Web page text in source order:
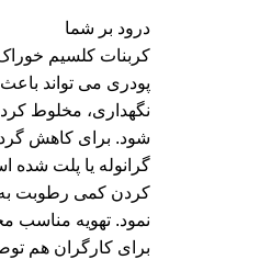
درود بر شما
کربنات کلسیم
پودری می تواند
نگهداری، مخلوط
شود. برای کاهش گرد
گرانوله یا پلت شده
کردن کمی رطوبت به
نمود. تهویه مناسب
برای کارگران هم